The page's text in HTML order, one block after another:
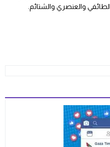
والعنصري والشتائم.